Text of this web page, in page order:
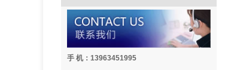
手 机：13963451995